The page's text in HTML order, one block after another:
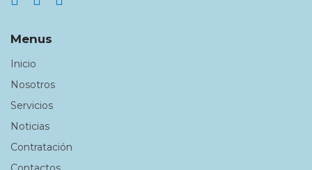
Menus
Inicio
Nosotros
Servicios
Noticias
Contratación